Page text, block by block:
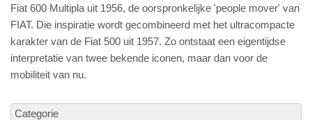
Fiat 600 Multipla uit 1956, de oorspronkelijke 'people mover' van
FIAT. Die inspiratie wordt gecombineerd met het ultracompacte
karakter van de Fiat 500 uit 1957. Zo ontstaat een eigentijdse
interpretatie van twee bekende iconen, maar dan voor de
mobiliteit van nu.
Categorie